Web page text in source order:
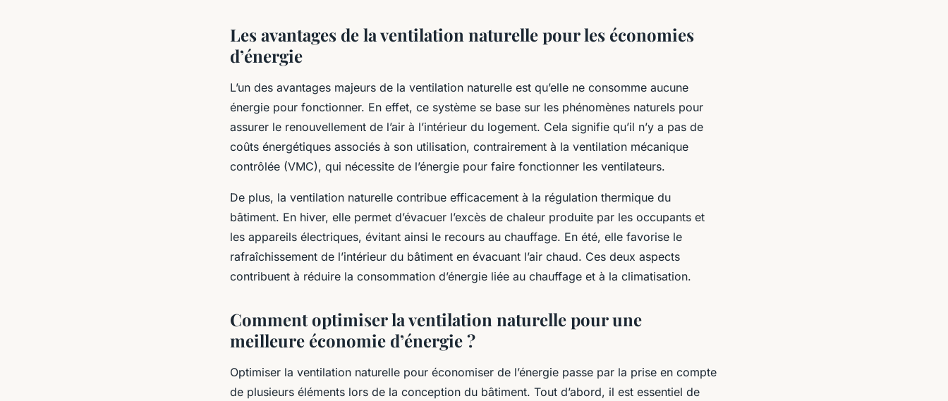
Les avantages de la ventilation naturelle pour les économies
d’énergie
L’un des avantages majeurs de la ventilation naturelle est qu’elle ne consomme aucune
énergie pour fonctionner. En effet, ce système se base sur les phénomènes naturels pour
assurer le renouvellement de l’air à l’intérieur du logement. Cela signifie qu’il n’y a pas de
coûts énergétiques associés à son utilisation, contrairement à la ventilation mécanique
contrôlée (VMC), qui nécessite de l’énergie pour faire fonctionner les ventilateurs.
De plus, la ventilation naturelle contribue efficacement à la régulation thermique du
bâtiment. En hiver, elle permet d’évacuer l’excès de chaleur produite par les occupants et
les appareils électriques, évitant ainsi le recours au chauffage. En été, elle favorise le
rafraîchissement de l’intérieur du bâtiment en évacuant l’air chaud. Ces deux aspects
contribuent à réduire la consommation d’énergie liée au chauffage et à la climatisation.
Comment optimiser la ventilation naturelle pour une
meilleure économie d’énergie ?
Optimiser la ventilation naturelle pour économiser de l’énergie passe par la prise en compte
de plusieurs éléments lors de la conception du bâtiment. Tout d’abord, il est essentiel de